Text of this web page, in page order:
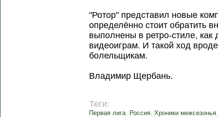
"Ротор" представил новые
определённо стоит обратить
выполнены в ретро-стиле,
видеоиграм. И такой ход
болельщикам.
Владимир Щербань.
Теги:
Первая лига, Россия. Хроники межсезонья